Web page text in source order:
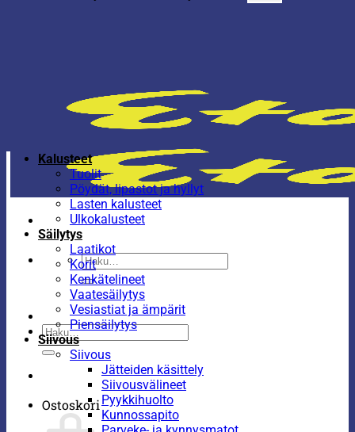
Etsi:
Etsi:
Ostoskori
Kalusteet
Tuolit
Pöydät, lipastot ja hyllyt
Lasten kalusteet
Ulkokalusteet
Säilytys
Laatikot
Korit
Kenkätelineet
Vaatesäilytys
Vesiastiat ja ämpärit
Piensäilytys
Siivous
Siivous
Jätteiden käsittely
Siivousvälineet
Pyykkihuolto
Kunnossapito